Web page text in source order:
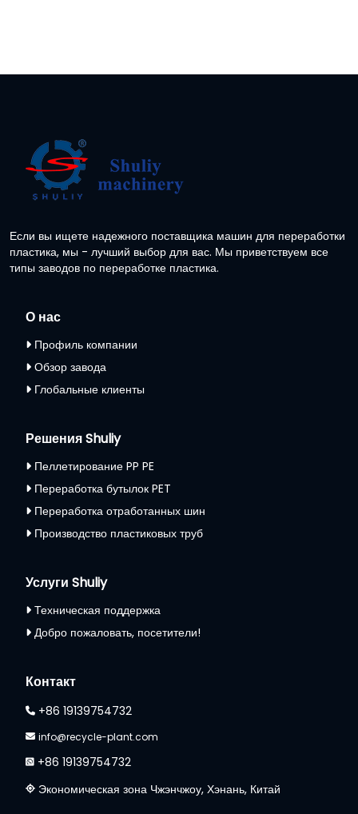
Если вы ищете надежного поставщика машин для переработки
пластика, мы - лучший выбор для вас. Мы приветствуем все
типы заводов по переработке пластика.
О нас
Профиль компании
Обзор завода
Глобальные клиенты
Решения Shuliy
Пеллетирование PP PE
Переработка бутылок PET
Переработка отработанных шин
Производство пластиковых труб
Услуги Shuliy
Техническая поддержка
Добро пожаловать, посетители!
Контакт
+86 19139754732
info@recycle-plant.com
+86 19139754732
Экономическая зона Чжэнчжоу, Хэнань, Китай